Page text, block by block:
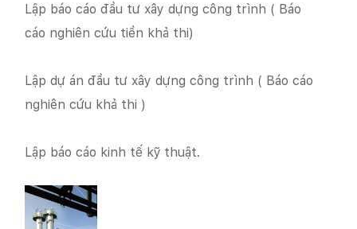
Lập báo cáo đầu tư xây dựng công trình ( Báo
cáo nghiên cứu tiền khả thi)
Lập dự án đầu tư xây dựng công trình ( Báo cáo
nghiên cứu khả thi )
Lập báo cáo kinh tế kỹ thuật.